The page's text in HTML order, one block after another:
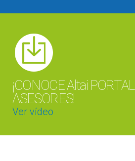
¡CONOCE Altai PORTAL
ASESORES!
Ver vídeo